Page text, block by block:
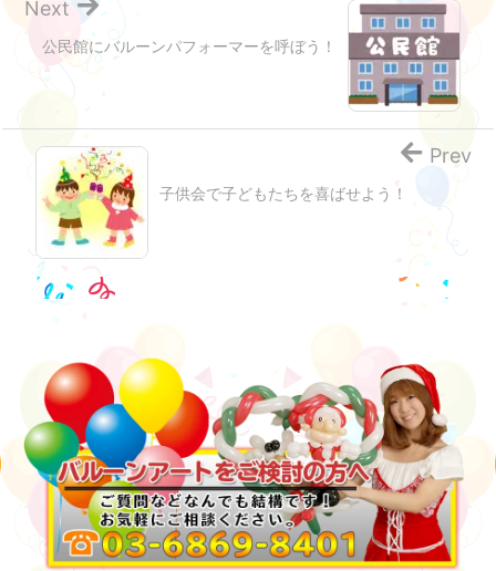
公民館にバルーンパフォーマーを呼ぼう！
Next
子供会で子どもたちを喜ばせよう！
Prev